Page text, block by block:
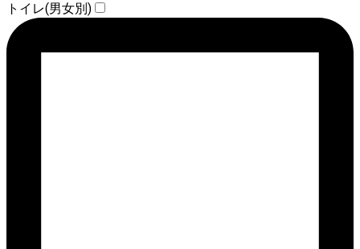
トイレ(男女別)